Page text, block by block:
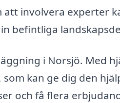
involvera experter
befintliga
i Norsjö. Med
kan ge dig den
och få flera